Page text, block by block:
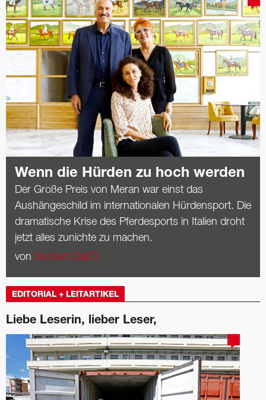
Wenn die Hürden zu hoch werden
Der Große Preis von Meran war einst das
Aushängeschild im internationalen Hürdensport. Die
dramatische Krise des Pferdesports in Italien droht
jetzt alles zunichte zu machen.
von Norbert Dall’Ò
EDITORIAL + LEITARTIKEL
Liebe Leserin, lieber Leser,